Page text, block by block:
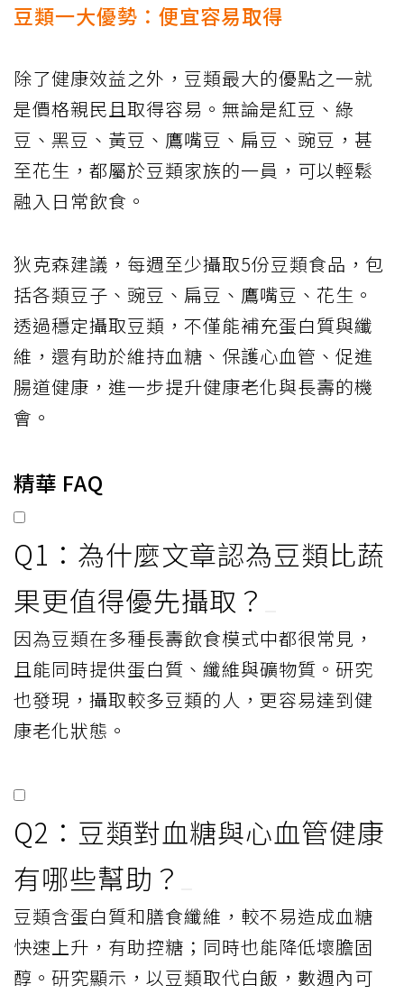
豆類一大優勢：便宜容易取得
除了健康效益之外，豆類最大的優點之一就
是價格親民且取得容易。無論是紅豆、綠
豆、黑豆、黃豆、鷹嘴豆、扁豆、豌豆，甚
至花生，都屬於豆類家族的一員，可以輕鬆
融入日常飲食。
狄克森建議，每週至少攝取5份豆類食品，包
括各類豆子、豌豆、扁豆、鷹嘴豆、花生。
透過穩定攝取豆類，不僅能補充蛋白質與纖
維，還有助於維持血糖、保護心血管、促進
腸道健康，進一步提升健康老化與長壽的機
會。
精華 FAQ
Q1：為什麼文章認為豆類比蔬
果更值得優先攝取？
因為豆類在多種長壽飲食模式中都很常見，
且能同時提供蛋白質、纖維與礦物質。研究
也發現，攝取較多豆類的人，更容易達到健
康老化狀態。
Q2：豆類對血糖與心血管健康
有哪些幫助？
豆類含蛋白質和膳食纖維，較不易造成血糖
快速上升，有助控糖；同時也能降低壞膽固
醇。研究顯示，以豆類取代白飯，數週內可